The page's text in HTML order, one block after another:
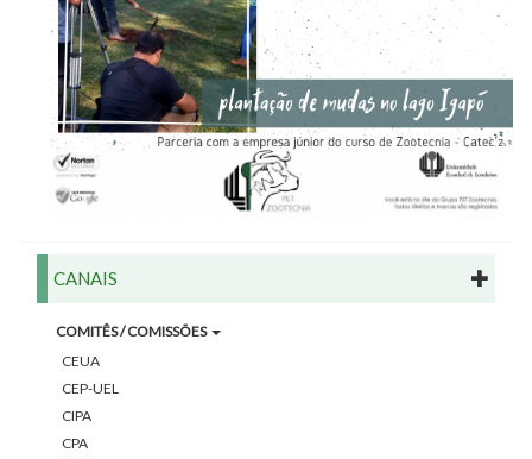
CANAIS
COMITÊS / COMISSÕES
CEUA
CEP-UEL
CIPA
CPA